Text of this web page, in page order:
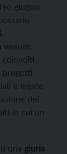
giugno,
coinvolti.
progetti
e legate
del
in cui un
una giuria